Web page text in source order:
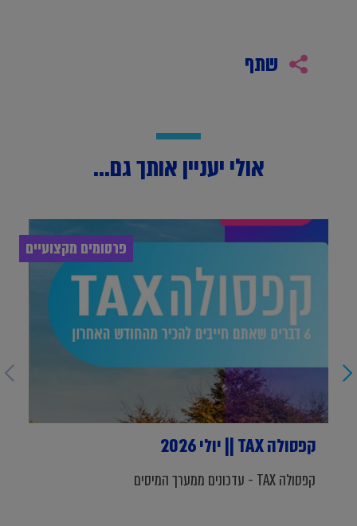
שתף
אולי יעניין אותך גם...
פרסומים מקצועיים
קפסולה TAX || יולי 2026
קפסולה TAX - עדכונים ממערך המיסים